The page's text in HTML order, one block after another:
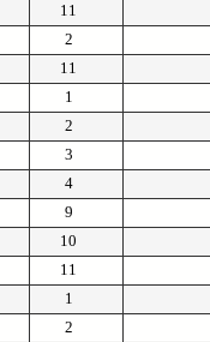
11
2
11
1
2
3
4
9
10
11
1
2